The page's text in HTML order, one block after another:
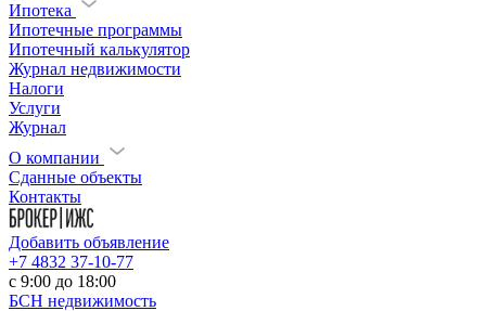
Ипотека
Ипотечные программы
Ипотечный калькулятор
Журнал недвижимости
Налоги
Услуги
Журнал
О компании
Сданные объекты
Контакты
Добавить объявление
+7 4832 37-10-77
c 9:00 до 18:00
БСН недвижимость